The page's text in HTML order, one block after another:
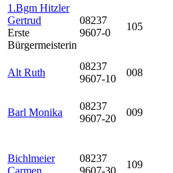
1.Bgm Hitzler
Gertrud
Erste
Bürgermeisterin
08237
9607-0
105
Alt Ruth
08237
9607-10
008
Barl Monika
08237
9607-20
009
Bichlmeier
08237
109